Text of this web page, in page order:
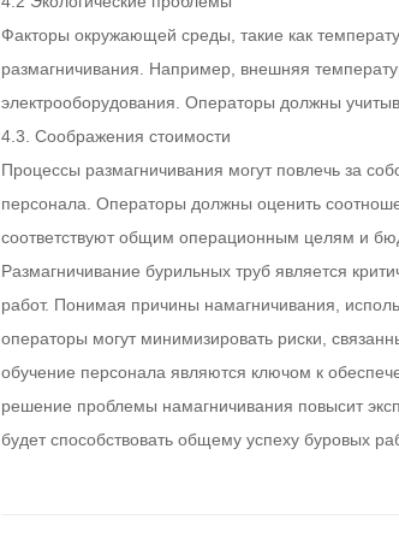
Факторы окружающей среды, такие как
размагничивания. Например, внешняя
электрооборудования. Операторы должны
4.3. Соображения стоимости
Процессы размагничивания могут повлечь за
персонала. Операторы должны оценить
соответствуют общим операционным целям и
Размагничивание бурильных труб является
работ. Понимая причины намагничивания,
операторы могут минимизировать риски,
обучение персонала являются ключом к
решение проблемы намагничивания повысит
будет способствовать общему успеху буровых